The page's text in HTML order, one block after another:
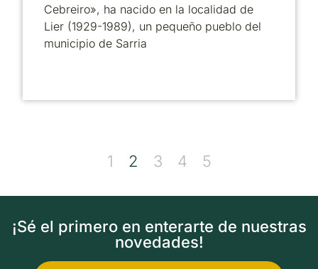
Cebreiro», ha nacido en la localidad de
Lier (1929-1989), un pequeño pueblo del
municipio de Sarria
1 2 3 4 5
¡Sé el primero en enterarte de nuestras
novedades!